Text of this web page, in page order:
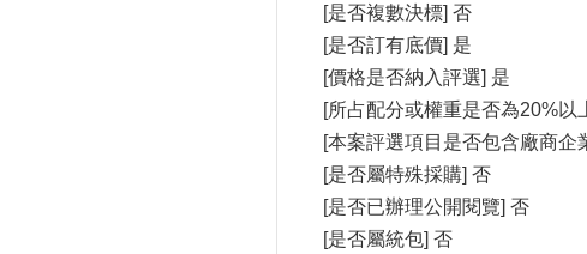
[是否複數決標] 否
[是否訂有底價] 是
[價格是否納入評選] 是
[所占配分或權重是否為20%以
[本案評選項目是否包含廠商
[是否屬特殊採購] 否
[是否已辦理公開閱覽] 否
[是否屬統包] 否